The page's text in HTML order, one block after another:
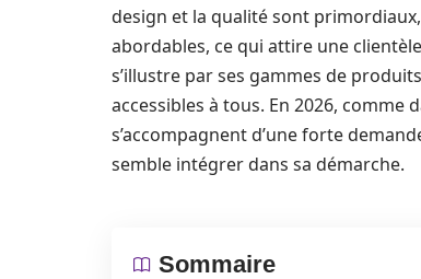
design et la qualité sont
abordables, ce qui attire une
s’illustre par ses gammes de
accessibles à tous. En 2026, comme
s’accompagnent d’une forte
semble intégrer dans sa démarche.
Sommaire